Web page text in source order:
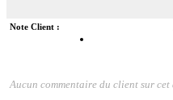
Note Client :
Aucun commentaire du client sur